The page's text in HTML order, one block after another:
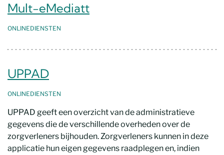
Mult-eMediatt
ONLINEDIENSTEN
UPPAD
ONLINEDIENSTEN
UPPAD geeft een overzicht van de administratieve
gegevens die de verschillende overheden over de
zorgverleners bijhouden. Zorgverleners kunnen in deze
applicatie hun eigen gegevens raadplegen en, indien